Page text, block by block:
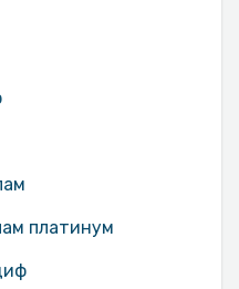
платинум